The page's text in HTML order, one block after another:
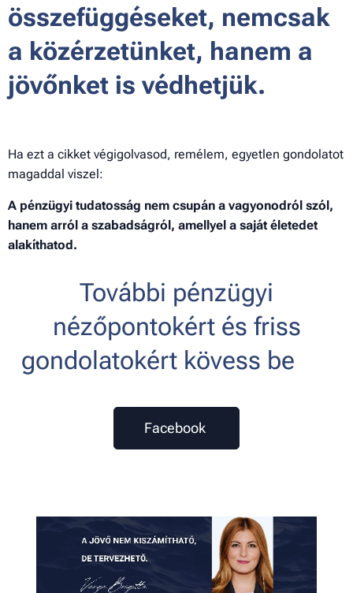
összefüggéseket, nemcsak
a közérzetünket, hanem a
jövőnket is védhetjük.
Ha ezt a cikket végigolvasod, remélem, egyetlen gondolatot
magaddal viszel:
A pénzügyi tudatosság nem csupán a vagyonodról szól,
hanem arról a szabadságról, amellyel a saját életedet
alakíthatod.
További pénzügyi
nézőpontokért és friss
gondolatokért kövess be 👇
Facebook